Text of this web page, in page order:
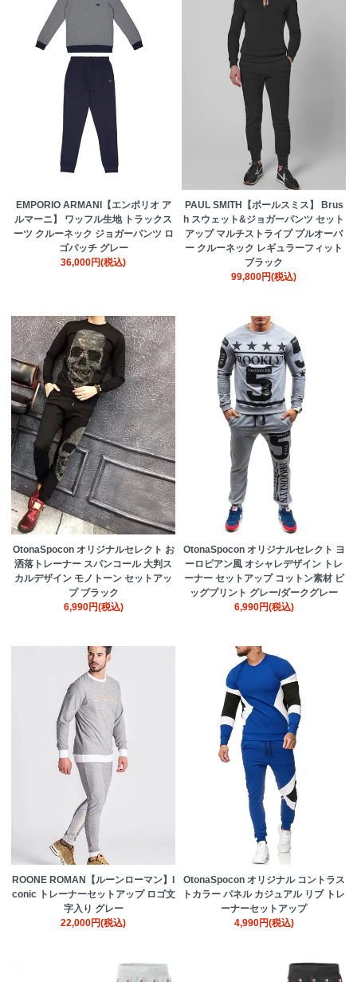
EMPORIO ARMANI【エンポリオ ア
ルマーニ】 ワッフル生地 トラックス
ーツ クルーネック ジョガーパンツ ロ
ゴパッチ グレー
36,000円(税込)
PAUL SMITH【ポールスミス】 Brus
h スウェット&ジョガーパンツ セット
アップ マルチストライプ プルオーバ
ー クルーネック レギュラーフィット
ブラック
99,800円(税込)
OtonaSpocon オリジナルセレクト お
洒落トレーナー スパンコール 大判ス
カルデザイン モノトーン セットアッ
プ ブラック
6,990円(税込)
OtonaSpocon オリジナルセレクト ヨ
ーロピアン風 オシャレデザイン トレ
ーナー セットアップ コットン素材 ビ
ッグプリント グレー/ダークグレー
6,990円(税込)
ROONE ROMAN【ルーンローマン】I
conic トレーナーセットアップ ロゴ文
字入り グレー
22,000円(税込)
OtonaSpocon オリジナル コントラス
トカラー パネル カジュアル リブ トレ
ーナーセットアップ
4,990円(税込)